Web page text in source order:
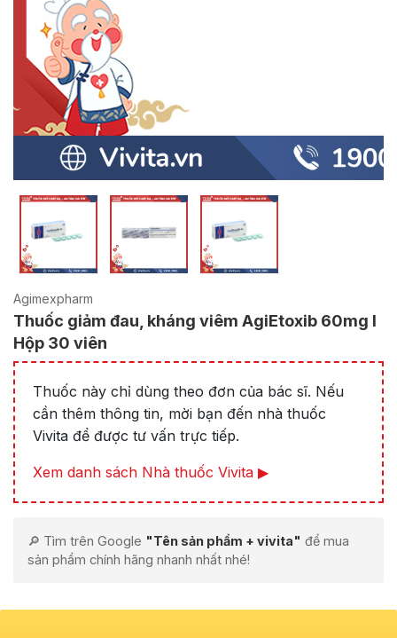
Agimexpharm
Thuốc giảm đau, kháng viêm AgiEtoxib 60mg l
Hộp 30 viên
Thuốc này chỉ dùng theo đơn của bác sĩ. Nếu
cần thêm thông tin, mời bạn đến nhà thuốc
Vivita để được tư vấn trực tiếp.
Xem danh sách Nhà thuốc Vivita ▶
🔎 Tìm trên Google "Tên sản phẩm + vivita" để mua
sản phẩm chính hãng nhanh nhất nhé!